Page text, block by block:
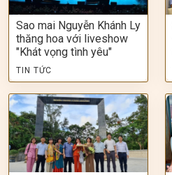
Sao mai Nguyễn Khánh Ly
thăng hoa với liveshow
"Khát vọng tình yêu"
TIN TỨC